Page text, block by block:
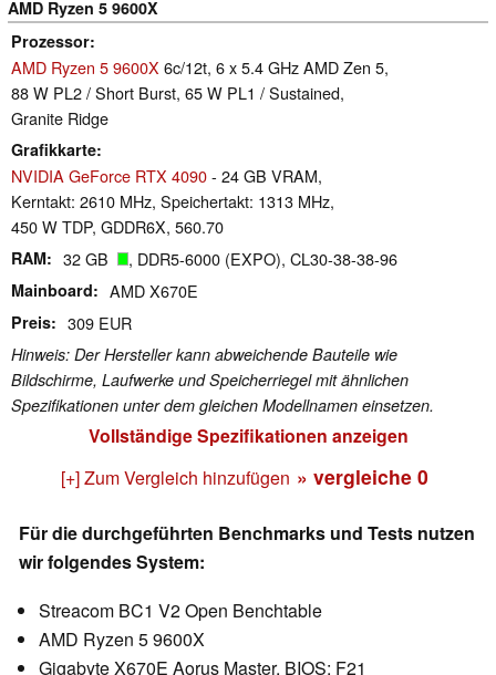
AMD Ryzen 5 9600X
Prozessor
AMD Ryzen 5 9600X 6c/12t, 6 x 5.4 GHz AMD Zen 5,
88 W PL2 / Short Burst, 65 W PL1 / Sustained,
Granite Ridge
Grafikkarte
NVIDIA GeForce RTX 4090- 24 GB VRAM,
Kerntakt: 2610 MHz, Speichertakt: 1313 MHz,
450 W TDP, GDDR6X, 560.70
RAM 32 GB , DDR5-6000 (EXPO), CL30-38-38-96
Mainboard AMD X670E
Preis 309 EUR
Hinweis: Der Hersteller kann abweichende Bauteile wie
Bildschirme, Laufwerke und Speicherriegel mit ähnlichen
Spezifikationen unter dem gleichen Modellnamen einsetzen.
Vollständige Spezifikationen anzeigen
[+] Zum Vergleich hinzufügen » vergleiche 0
Für die durchgeführten Benchmarks und Tests nutzen
wir folgendes System:
Streacom BC1 V2 Open Benchtable
AMD Ryzen 5 9600X
Gigabyte X670E Aorus Master, BIOS: F21